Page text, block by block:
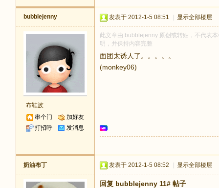
bubblejenny
布鞋族
串个门
加好友
打招呼
发消息
发表于 2012-1-5 08:51 显示全部楼层
此文章由 bubblejenny 原创或转贴，不代表
明，并保持内容完整
面团太诱人了。。。。。
(monkey06)
奶油布丁 发表于 2012-1-5 08:52 显示全部楼层
回复 bubblejenny 11# 帖子